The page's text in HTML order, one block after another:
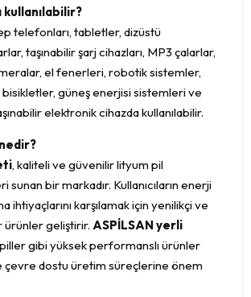
telefonları, tabletler, dizüstü
taşınabilir şarj cihazları, MP3 çalarlar,
el fenerleri, robotik sistemler,
güneş enerjisi sistemleri ve
elektronik cihazda kullanılabilir.
, kaliteli ve güvenilir lityum pil
sunan bir markadır. Kullanıcıların enerji
ihtiyaçlarını karşılamak için yenilikçi ve
ürünler geliştirir. ASPİLSAN yerli
piller gibi yüksek performanslı ürünler
çevre dostu üretim süreçlerine önem